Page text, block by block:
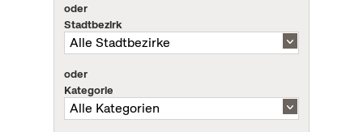
oder
Stadtbezirk
oder
Kategorie